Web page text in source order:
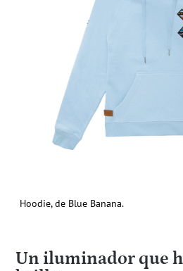
Hoodie, de Blue Banana.
Un iluminador que